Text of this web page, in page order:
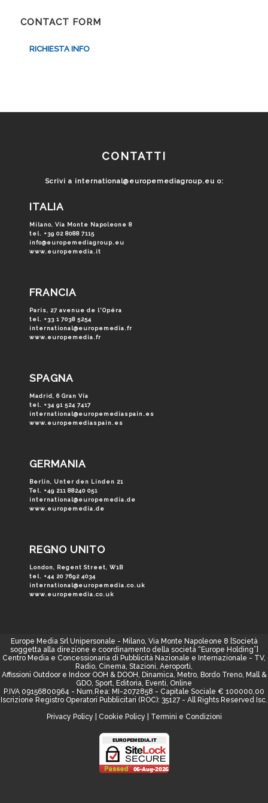
CONTACT FORM
RICHIESTA INFO
CONTATTI
Scrivi a international@europemediagroup.eu o:
ITALIA
Milano, Via Monte Napoleone 8
tel. +39 02 8088 7115
info@europemediagroup.eu
www.europemedia.it
FRANCIA
Paris, 27 avenue de l'Opéra
tel. +33 1 7038 5254
international@europemedia.fr
www.europemedia.fr
SPAGNA
Madrid, 6 Gran Vía
tel. +34 91 524 7417
international@europemediaspain.es
www.europemediaspain.es
GERMANIA
Berlin, Unter den Linden 21
Tel. +49 211 88240 051
international@europemedia.de
www.europemedia.de
REGNO UNITO
London, Regent Street, W1B
tel. +44 20 7692 4034
international@europemedia.co.uk
www.europemedia.co.uk
Europe Media Srl Unipersonale - Milano, Via Monte Napoleone 8 [Società
soggetta alla direzione e coordinamento della società “Europe Holding”]
Centro Media e Concessionaria di Pubblicità Nazionale e Internazionale - TV,
Radio, Cinema, Stazioni, Aeroporti,
Affissioni Outdoor e Indoor OOH & DOOH, Dinamica, Metro, Bordo Treno, Mall &
GDO, Sport, Editoria, Eventi, Online
P.IVA 09156800964 - Num.Rea: MI-2072858 - Capitale Sociale € 100000,00
Iscrizione Registro Operatori Pubblicitari (ROC): 35127 - All Rights Reserved Isc.
Privacy Policy
Cookie Policy Termini e Condizioni